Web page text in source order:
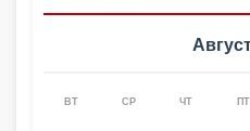
ВТ СР ЧТ ПТ